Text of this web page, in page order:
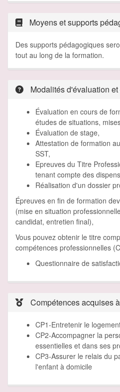
Moyens et supports
Des supports pédagogiques
tout au long de la formation.
Modalités d'évaluation
Évaluation en cours de
études de situations,
Évaluation de stage,
Attestation de formation
SST,
Epreuves du Titre
tenant compte des
Réalisation d'un dossier
Épreuves en fin de formation
(mise en situation
candidat, entretien final),
Vous pouvez obtenir le titre
compétences professionnelles
Questionnaire de
Compétences acquises
CP1-Entretenir le
CP2-Accompagner la
essentielles et dans ses
CP3-Assurer le relais du
l'enfant à domicile